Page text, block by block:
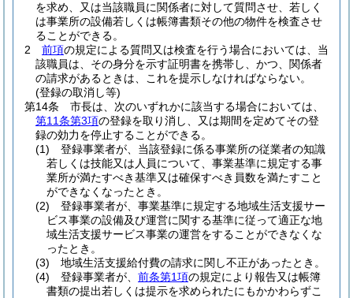
を求め、又は当該職員に関係者に対して質問させ、若しく
は事業所の設備若しくは帳簿書類その他の物件を検査させ
ることができる。
2
前項の規定による質問又は検査を行う場合においては、当
該職員は、その身分を示す証明書を携帯し、かつ、関係者
の請求があるときは、これを提示しなければならない。
(登録の取消し等)
第14条
市長は、次のいずれかに該当する場合においては、
第11条第3項の登録を取り消し、又は期間を定めてその登
録の効力を停止することができる。
(1)
登録事業者が、当該登録に係る事業所の従業者の知識
若しくは技能又は人員について、事業基準に規定する事
業所が満たすべき基準又は確保すべき員数を満たすこと
ができなくなったとき。
(2)
登録事業者が、事業基準に規定する地域生活支援サー
ビス事業の設備及び運営に関する基準に従って適正な地
域生活支援サービス事業の運営をすることができなくな
ったとき。
(3)
地域生活支援給付費の請求に関し不正があったとき。
(4)
登録事業者が、 前条第1項の規定により報告又は帳簿
書類の提出若しくは提示を求められたにもかかわらずこ